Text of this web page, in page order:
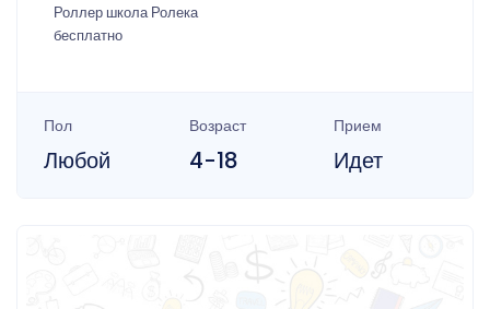
Роллер школа Ролека
бесплатно
Пол
Любой
Возраст
4-18
Прием
Идет